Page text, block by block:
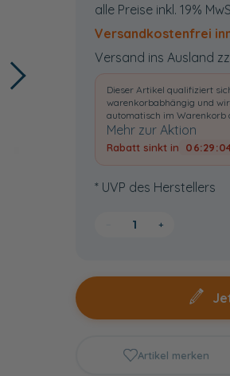
alle Preise inkl. 19%
Versandkostenfrei
Versand ins Ausland
Dieser Artikel qualifiziert
warenkorbabhängig und
automatisch im Warenkorb
Mehr zur Aktion
Rabatt sinkt in
* UVP des Herstellers
+
Artikel merken